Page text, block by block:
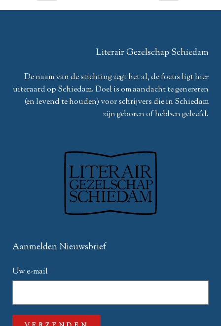
Literair Gezelschap Schiedam
De naam van de stichting zegt het al, de focus ligt hier
uiteraard op Schiedam. Doel is om aandacht te genereren
(en levend te houden) voor schrijvers die in Schiedam
zijn geboren of hebben geleefd.
Aanmelden Nieuwsbrief
Uw e-mail